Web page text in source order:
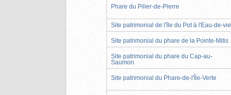
Phare du Pilier-de-Pierre
Site patrimonial de l'île du Pot à l'Eau-de-vie
Site patrimonial du phare de la Pointe-Mitis
Site patrimonial du phare du Cap-au-
Saumon
Site patrimonial du Phare-de-l'Île-Verte